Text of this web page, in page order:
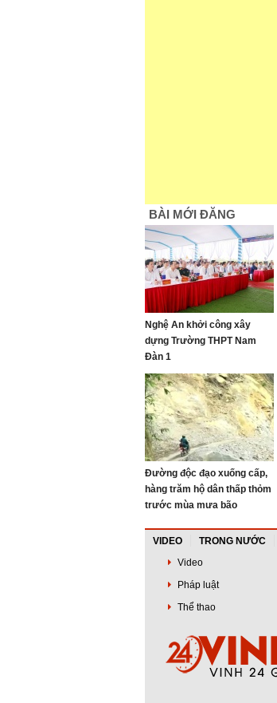
BÀI MỚI ĐĂNG
Nghệ An khởi công xây
dựng Trường THPT Nam
Đàn 1
Đường độc đạo xuống cấp,
hàng trăm hộ dân thấp thỏm
trước mùa mưa bão
VIDEO TRONG NƯỚC
Video
Pháp luật
Thể thao